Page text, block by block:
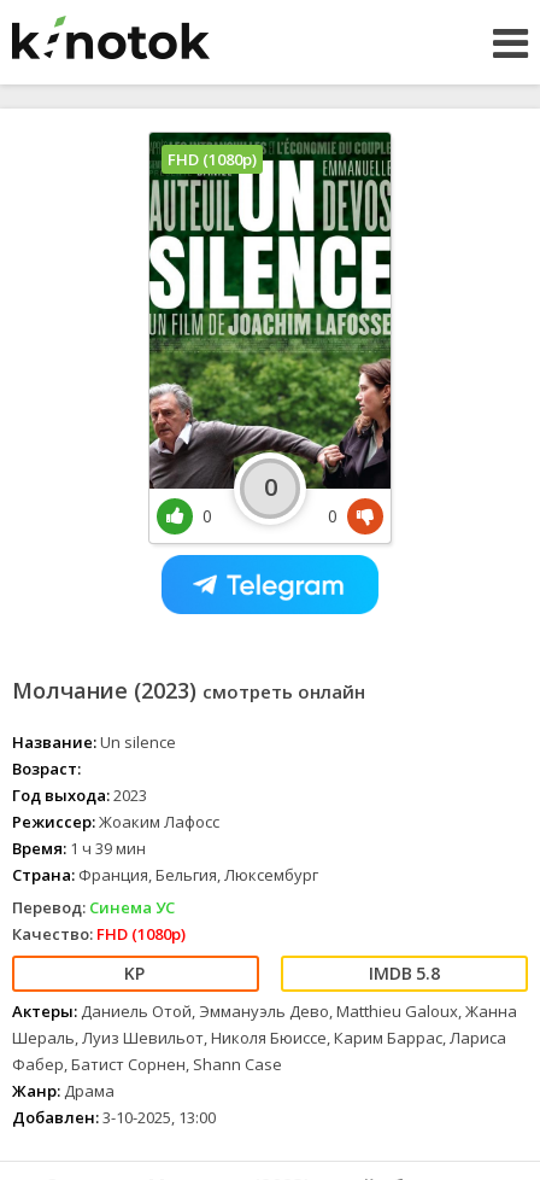
Молчание (2023) смотреть онлайн
Название:Un silence
Возраст:
Год выхода:2023
Режиссер:Жоаким Лафосс
Время: 1 ч 39 мин
Страна: Франция, Бельгия, Люксембург
Перевод: Синема УС
Качество: FHD (1080p)
5.8
Актеры: Даниель Отой, Эммануэль Дево, Matthieu Galoux, Жанна
Шераль, Луиз Шевильот, Николя Бюиссе, Карим Баррас, Лариса
Фабер, Батист Сорнен, Shann Case
Жанр: Драма
Добавлен:3-10-2025, 13:00
FHD (1080p)
0
0
0